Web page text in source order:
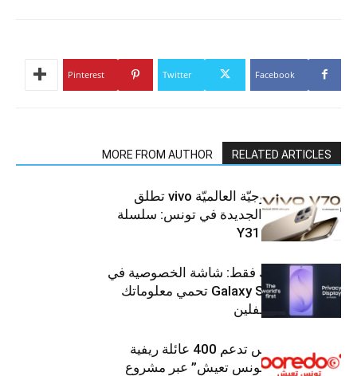
Facebook
Twitter
Pinterest
RELATED ARTICLES
MORE FROM AUTHOR
العلامة التّكنولوجيّة العالميّة vivo تطلق
هواتفها الذكيّة الجديدة في تونس: سلسلة
V70 وسلسلة Y31
شاشتك، لعينيك فقط: شاشة الخصوصية في
جهاز Galaxy S26 Ultra تحمي معلوماتك
من أعين المتطفلين
Ooredoo تونس تدعم 400 عائلة ريفية
ضمن برنامج “تونس تعيش” عبر مشروع